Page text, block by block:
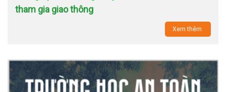
tham gia giao thông
Xem thêm